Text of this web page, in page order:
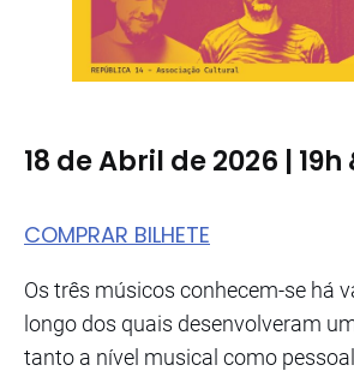
18 de Abril de 2026 | 19h
COMPRAR BILHETE
Os três músicos conhecem-se há
longo dos quais desenvolveram
tanto a nível musical como